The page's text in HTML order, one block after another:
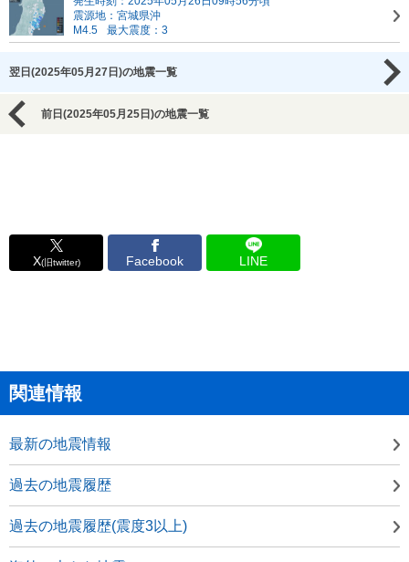
震源地：宮城県沖
M4.5
最大震度：3
翌日(2025年05月27日)の地震一覧
前日(2025年05月25日)の地震一覧
X(旧twitter) Facebook LINE
関連情報
最新の地震情報
過去の地震履歴
過去の地震履歴(震度3以上)